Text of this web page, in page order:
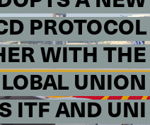
PROTOCOL
WITH THE
UNION
ITF AND UNI